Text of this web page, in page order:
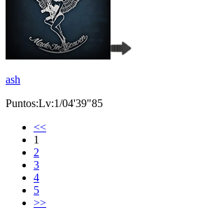
ash
Puntos:Lv:1/04'39"85
<<
1
2
3
4
5
>>